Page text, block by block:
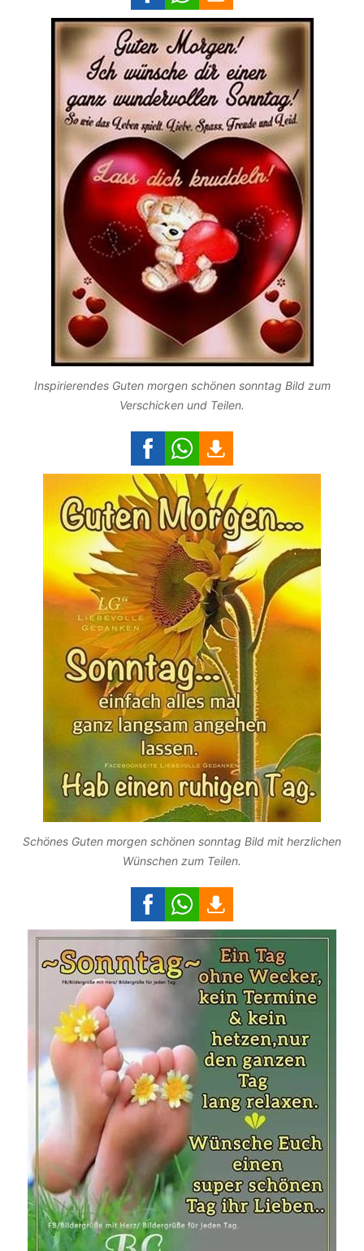
Inspirierendes Guten morgen schönen sonntag Bild zum
Verschicken und Teilen.
Schönes Guten morgen schönen sonntag Bild mit herzlichen
Wünschen zum Teilen.